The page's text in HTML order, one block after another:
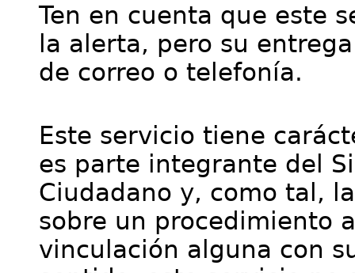
Ten en cuenta que este
la alerta, pero su
de correo o telefonía.
Este servicio tiene
es parte integrante del
Ciudadano y, como tal,
sobre un procedimiento
vinculación alguna con